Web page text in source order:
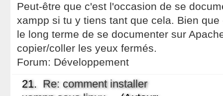
Peut-être que c'est l'occasion de se
xampp si tu y tiens tant que cela. Bien
le long terme de se documenter sur
copier/coller les yeux fermés.
Forum: Développement
21. Re: comment installer